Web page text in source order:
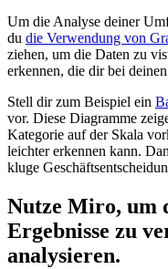
Um die Analyse deiner
du die Verwendung von
ziehen, um die Daten zu
erkennen, die dir bei
Stell dir zum Beispiel ein
vor. Diese Diagramme
Kategorie auf der Skala
leichter erkennen kann.
kluge
Nutze Miro, um
Ergebnisse zu
analysieren.